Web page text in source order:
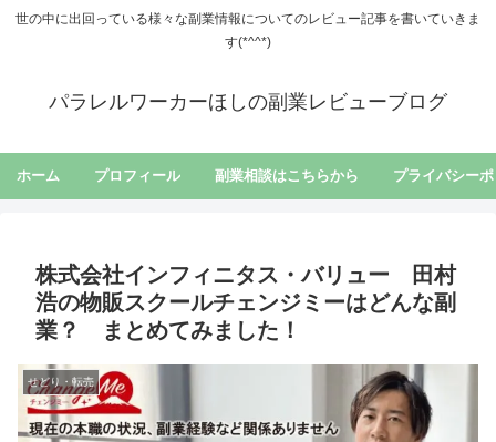
世の中に出回っている様々な副業情報についてのレビュー記事を書いていきま
す(*^^*)
パラレルワーカーほしの副業レビューブログ
ホーム プロフィール 副業相談はこちらから プライバシー
株式会社インフィニタス・バリュー 田村
浩の物販スクールチェンジミーはどんな副
業？ まとめてみました！
せどり・転売